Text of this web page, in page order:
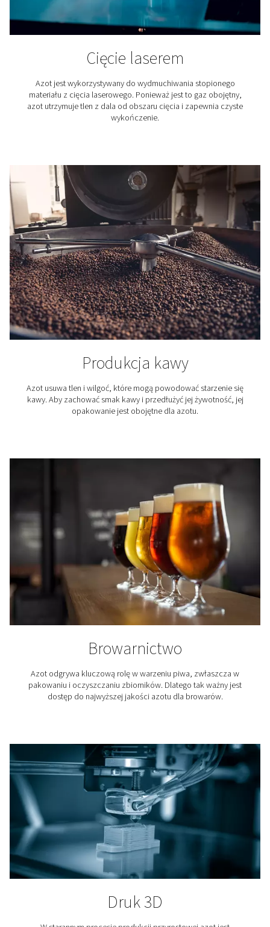
Elektrotechnika
produkcji elektronicznej. Dowiedz się, jak chronią
komponenty.
Nitrogen applications
Reliable nitrogen supply is essential across various
from food packaging and 3d printing to winemaking
cutting. Our on-site nitrogen generators provide a
efficient, and sustainable solution for businesses that
high-purity nitrogen. Explore the industries and
benefiting from our advanced nitrogen generation
Cięcie laserem
Azot jest wykorzystywany do wydmuchiwania
materiału z cięcia laserowego. Ponieważ jest to gaz
azot utrzymuje tlen z dala od obszaru cięcia i
wykończenie.